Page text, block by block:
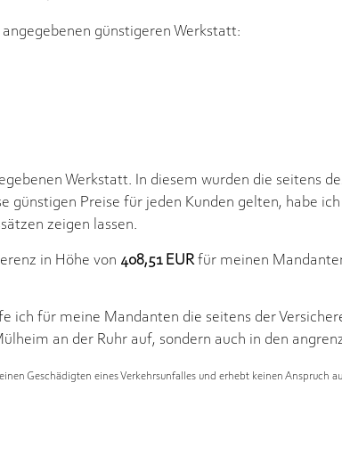
günstigeren Werkstatt:
Werkstatt. In diesem wurden die seitens
günstigen Preise für jeden Kunden gelten, habe
zeigen lassen.
in Höhe von 408,51 EURfür meinen
ich für meine Mandanten die seitens der
an der Ruhr auf, sondern auch in den
Geschädigten eines Verkehrsunfalles und erhebt keinen Anspruch